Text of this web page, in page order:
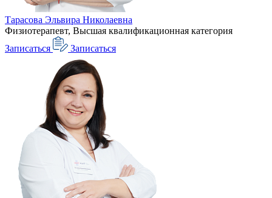
Тарасова Эльвира Николаевна
Физиотерапевт, Высшая квалификационная категория
Записаться
Записаться